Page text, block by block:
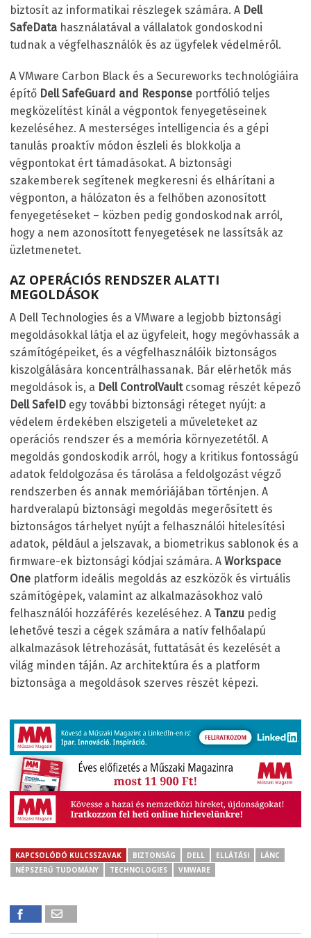
biztosít az informatikai részlegek számára. A Dell
SafeData használatával a vállalatok gondoskodni
tudnak a végfelhasználók és az ügyfelek védelméről.
A VMware Carbon Black és a Secureworks technológiáira
építő Dell SafeGuard and Response portfólió teljes
megközelítést kínál a végpontok fenyegetéseinek
kezeléséhez. A mesterséges intelligencia és a gépi
tanulás proaktív módon észleli és blokkolja a
végpontokat ért támadásokat. A biztonsági
szakemberek segítenek megkeresni és elhárítani a
végponton, a hálózaton és a felhőben azonosított
fenyegetéseket – közben pedig gondoskodnak arról,
hogy a nem azonosított fenyegetések ne lassítsák az
üzletmenetet.
AZ OPERÁCIÓS RENDSZER ALATTI
MEGOLDÁSOK
A Dell Technologies és a VMware a legjobb biztonsági
megoldásokkal látja el az ügyfeleit, hogy megóvhassák a
számítógépeiket, és a végfelhasználóik biztonságos
kiszolgálására koncentrálhassanak. Bár elérhetők más
megoldások is, a Dell ControlVault csomag részét képező
Dell SafeID egy további biztonsági réteget nyújt: a
védelem érdekében elszigeteli a műveleteket az
operációs rendszer és a memória környezetétől. A
megoldás gondoskodik arról, hogy a kritikus fontosságú
adatok feldolgozása és tárolása a feldolgozást végző
rendszerben és annak memóriájában történjen. A
hardveralapú biztonsági megoldás megerősített és
biztonságos tárhelyet nyújt a felhasználói hitelesítési
adatok, például a jelszavak, a biometrikus sablonok és a
firmware-ek biztonsági kódjai számára. A Workspace
One platform ideális megoldás az eszközök és virtuális
számítógépek, valamint az alkalmazásokhoz való
felhasználói hozzáférés kezeléséhez. A Tanzu pedig
lehetővé teszi a cégek számára a natív felhőalapú
alkalmazások létrehozását, futtatását és kezelését a
világ minden táján. Az architektúra és a platform
biztonsága a megoldások szerves részét képezi.
KAPCSOLÓDÓ KULCSSZAVAK BIZTONSÁG DELL ELLÁTÁSI
LÁNC
NÉPSZERŰ TUDOMÁNY
TECHNOLOGIES VMWARE